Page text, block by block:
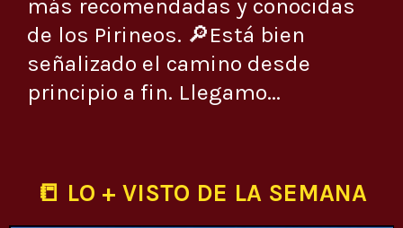
más recomendadas y conocidas
de los Pirineos. 🔎Está bien
señalizado el camino desde
principio a fin. Llegamo...
📒 LO + VISTO DE LA SEMANA